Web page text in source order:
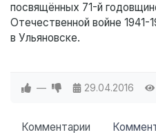
посвящённых 71-й
Отечественной войне 1941-
в Ульяновске.
— 29.04.2016
Комментарии